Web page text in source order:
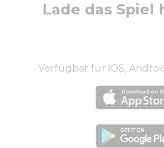
Lade das Spiel
Verfügbar für iOS,